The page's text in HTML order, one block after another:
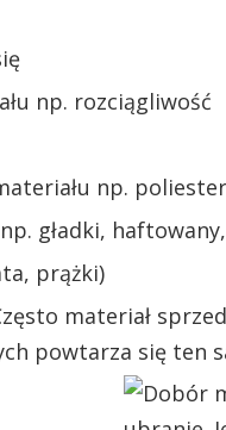
np. rozciągliwość
np.
gładki,
prążki)
materiał
powtarza się ten